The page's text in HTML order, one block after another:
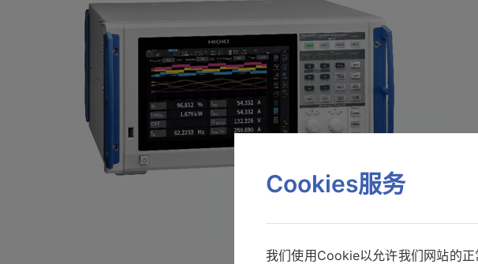
Cookies服务
我们使用Cookie以允许我们网站的